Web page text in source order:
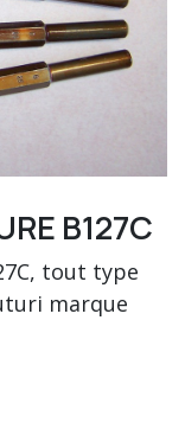
B127C
tout type
marque